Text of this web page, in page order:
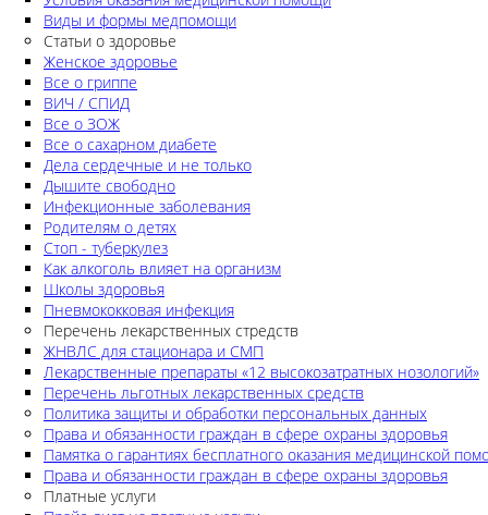
Виды и формы медпомощи
Статьи о здоровье
Женское здоровье
Все о гриппе
ВИЧ / СПИД
Все о ЗОЖ
Все о сахарном диабете
Дела сердечные и не только
Дышите свободно
Инфекционные заболевания
Родителям о детях
Стоп - туберкулез
Как алкоголь влияет на организм
Школы здоровья
Пневмококковая инфекция
Перечень лекарственных стредств
ЖНВЛС для стационара и СМП
Лекарственные препараты «12 высокозатратных нозологий»
Перечень льготных лекарственных средств
Политика защиты и обработки персональных данных
Права и обязанности граждан в сфере охраны здоровья
Памятка о гарантиях бесплатного оказания медицинской
Права и обязанности граждан в сфере охраны здоровья
Платные услуги